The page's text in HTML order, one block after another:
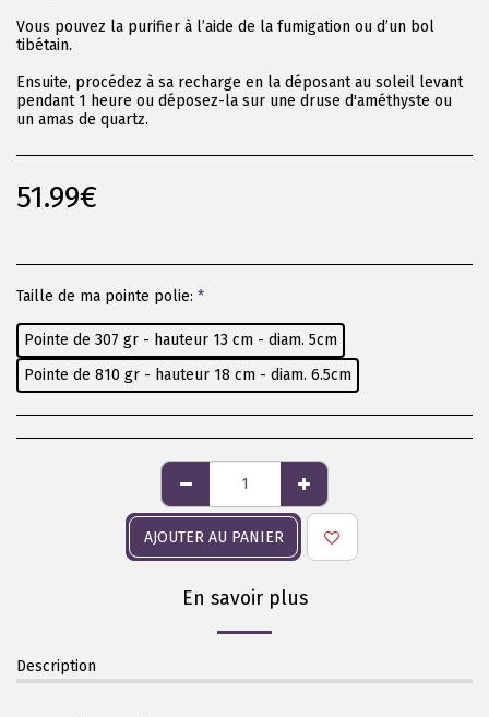
Vous pouvez la purifier à l’aide de la fumigation ou d’un bol
tibétain.
Ensuite, procédez à sa recharge en la déposant au soleil levant
pendant 1 heure ou déposez-la sur une druse d'améthyste ou
un amas de quartz.
51.99€
Taille de ma pointe polie: *
Pointe de 307 gr - hauteur 13 cm - diam. 5cm
Pointe de 810 gr - hauteur 18 cm - diam. 6.5cm
AJOUTER AU PANIER
En savoir plus
Description